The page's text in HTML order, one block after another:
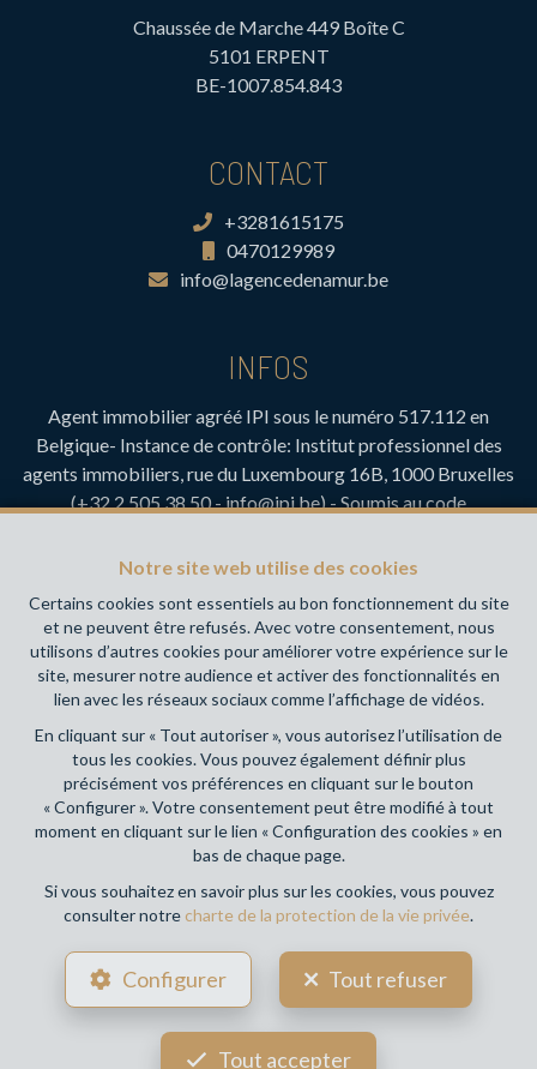
Notre site web utilise des cookies
Certains cookies sont essentiels au bon fonctionnement du site
et ne peuvent être refusés. Avec votre consentement, nous
utilisons d’autres cookies pour améliorer votre expérience sur le
site, mesurer notre audience et activer des fonctionnalités en
lien avec les réseaux sociaux comme l’affichage de vidéos.
En cliquant sur « Tout autoriser », vous autorisez l’utilisation de
tous les cookies. Vous pouvez également définir plus
précisément vos préférences en cliquant sur le bouton
« Configurer ». Votre consentement peut être modifié à tout
moment en cliquant sur le lien « Configuration des cookies » en
bas de chaque page.
Si vous souhaitez en savoir plus sur les cookies, vous pouvez
consulter notre charte de la protection de la vie privée.
Configurer Tout refuser
Tout accepter
Chaussée de Marche 449 Boîte C
5101 ERPENT
BE-1007.854.843
CONTACT
+3281615175
0470129989
info@lagencedenamur.be
INFOS
Agent immobilier agréé IPI sous le numéro 517.112 en
Belgique- Instance de contrôle: Institut professionnel des
agents immobiliers, rue du Luxembourg 16B, 1000 Bruxelles
(+32 2 505 38 50 - info@ipi.be) - Soumis aucode
RC professionnelle et cautionnement via AXA Belgium SA,
Couverture valable pour les activités réalisées en Belgique
Votre agence immobilière de référence sur Namur et en
Wallonie !
Conditions générales d'utilisation du site
Charte de la protection de la vie privée
Configuration des cookies
POWERED BY
DESIGNED AND DEVELOPED BY
WEBULOUS.IMMO